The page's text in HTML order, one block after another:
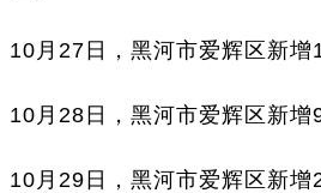
10月27日，黑河市爱辉区新增
10月28日，黑河市爱辉区新增
10月29日，黑河市爱辉区新增